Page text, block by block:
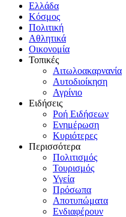
Ελλάδα
Κόσμος
Πολιτική
Αθλητικά
Οικονομία
Τοπικές
Αιτωλοακαρνανία
Αυτοδιοίκηση
Αγρίνιο
Ειδήσεις
Ροή Ειδήσεων
Ενημέρωση
Κυριότερες
Περισσότερα
Πολιτισμός
Τουρισμός
Υγεία
Πρόσωπα
Αποτυπώματα
Ενδιαφέρουν